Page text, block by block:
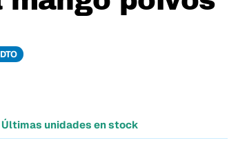
Últimas unidades en stock